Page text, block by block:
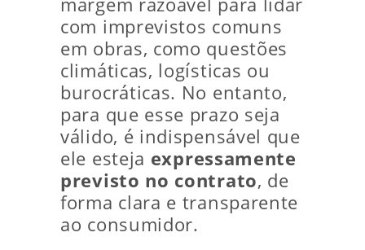
margem razoável para lidar
com imprevistos comuns
em obras, como questões
climáticas, logísticas ou
burocráticas. No entanto,
para que esse prazo seja
válido, é indispensável que
ele esteja expressamente
previsto no contrato, de
forma clara e transparente
ao consumidor.